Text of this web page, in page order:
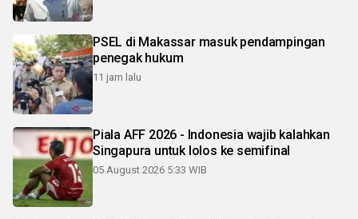
PSEL di Makassar masuk pendampingan
penegak hukum
11 jam lalu
Piala AFF 2026 - Indonesia wajib kalahkan
Singapura untuk lolos ke semifinal
05 August 2026 5:33 WIB